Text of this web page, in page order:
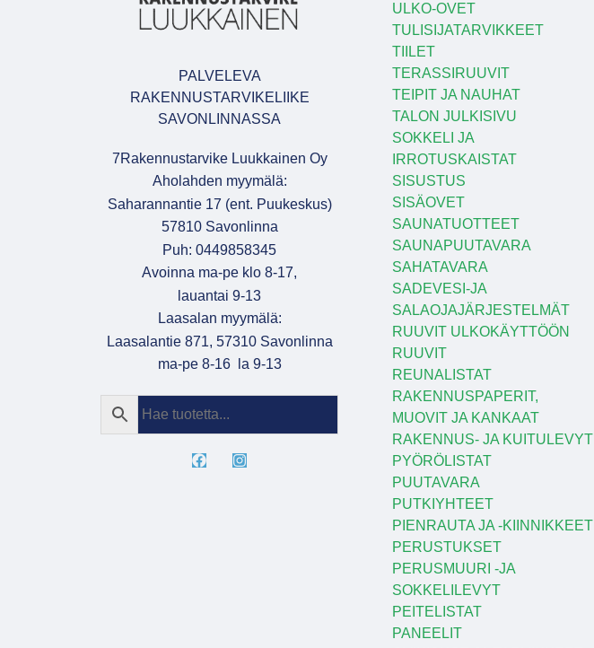
PALVELEVA
RAKENNUSTARVIKELIIKE
SAVONLINNASSA
7Rakennustarvike Luukkainen Oy
Aholahden myymälä:
Saharannantie 17 (ent. Puukeskus)
57810 Savonlinna
Puh: 0449858345
Avoinna ma-pe klo 8-17,
lauantai 9-13
Laasalan myymälä:
Laasalantie 871, 57310 Savonlinna
ma-pe 8-16 la 9-13
ULKO-OVET
TULISIJATARVIKKEET
TIILET
TERASSIRUUVIT
TEIPIT JA NAUHAT
TALON JULKISIVU
SOKKELI JA
IRROTUSKAISTAT
SISUSTUS
SISÄOVET
SAUNATUOTTEET
SAUNAPUUTAVARA
SAHATAVARA
SADEVESI-JA
SALAOJAJÄRJESTELMÄT
RUUVIT ULKOKÄYTTÖÖN
RUUVIT
REUNALISTAT
RAKENNUSPAPERIT,
MUOVIT JA KANKAAT
RAKENNUS- JA KUITULEVYT
PYÖRÖLISTAT
PUUTAVARA
PUTKIYHTEET
PIENRAUTA JA -KIINNIKKEET
PERUSTUKSET
PERUSMUURI -JA
SOKKELILEVYT
PEITELISTAT
PANEELIT